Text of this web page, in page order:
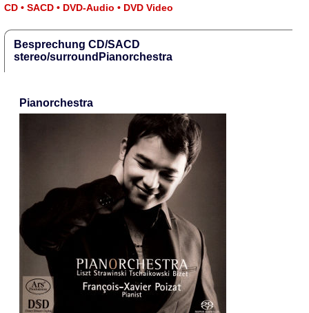
CD • SACD • DVD-Audio • DVD Video
Besprechung CD/SACD
stereo/surroundPianorchestra
Pianorchestra